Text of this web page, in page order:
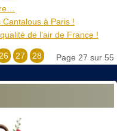
à Paris !
de l'air de France !
Page 27 sur 55
26 27
28